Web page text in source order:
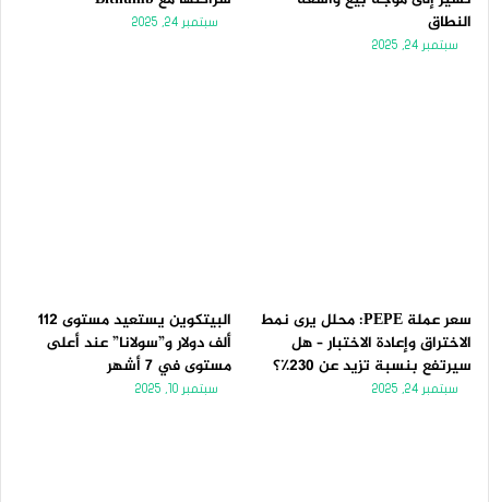
النطاق
سبتمبر 24, 2025
سبتمبر 24, 2025
سعر عملة PEPE: محلل يرى نمط
الاختراق وإعادة الاختبار – هل
سيرتفع بنسبة تزيد عن 230٪؟
سبتمبر 24, 2025
البيتكوين يستعيد مستوى 112
ألف دولار و”سولانا” عند أعلى
مستوى في 7 أشهر
سبتمبر 10, 2025